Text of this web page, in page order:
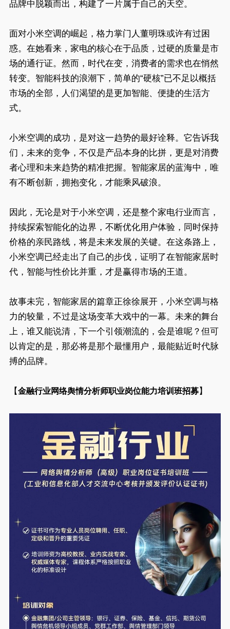
品牌中脱颖而出，构建了一片属于自己的天空。
面对小米空调的崛起，格力掌门人董明珠或许有过困
惑。在她看来，家电的核心在于品质，过硬的质量是市
场的通行证。然而，时代在变，消费者的需求也在悄然
转变。智能科技的浪潮下，简单的“硬核”已不足以概括
市场的全部，人们渴望的是更加智能、便捷的生活方
式。
小米空调的成功，是对这一趋势的最好诠释。它告诉我
们，未来的竞争，不仅是产品本身的比拼，更是对消费
者心理和未来趋势的精准把握。智能家居的蓝海中，唯
有不断创新，拥抱变化，才能乘风破浪。
因此，无论是对于小米空调，还是整个家电行业而言，
持续探索智能化的边界，不断优化用户体验，同时保持
价格的亲民路线，将是未来发展的关键。在这条路上，
小米空调已经走出了自己的步伐，证明了在智能家居时
代，智能与性价比并重，才是赢得市场的王道。
故事未完，智能家居的篇章正徐徐展开，小米空调与格
力的较量，不过是这场变革大戏中的一幕。未来的舞台
上，谁又能说清，下一个引领潮流的，会是谁呢？但可
以肯定的是，那必将是那个最懂用户，最能贴近时代脉
搏的品牌。
【金融行业网络舆情分析师职业岗位能力培训班招募】